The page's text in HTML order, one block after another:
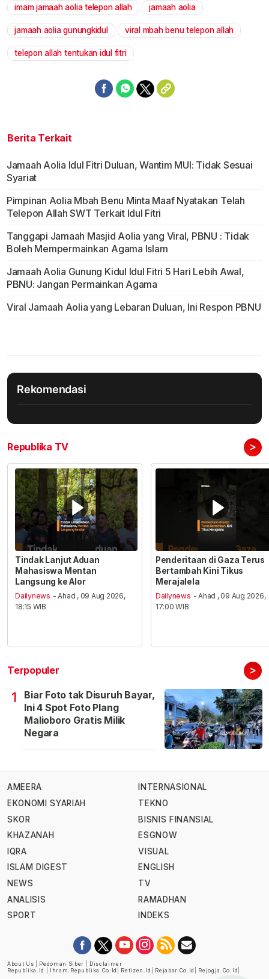
imam jamaah aolia telepon allah jamaah aolia
jamaah aolia gunungkidul viral mbah benu telepon allah
telepon allah tentukan idul fitri
Berita Terkait
Jamaah Aolia Idul Fitri Duluan, Wantim MUI: Tidak Sesuai
Syariat
Pimpinan Aolia Mbah Benu Minta Maaf Nyatakan Telah
Telepon Allah SWT Terkait Idul Fitri
Tanggapi Jamaah Masjid Aolia yang Viral, PBNU : Tidak
Boleh Mempermainkan Agama Islam
Jamaah Aolia Gunung Kidul Idul Fitri 5 Hari Lebih Awal,
PBNU: Jangan Permainkan Agama
Viral Jamaah Aolia yang Lebaran Duluan, Ini Respon PBNU
Rekomendasi
Republika TV >
Tindak Lanjut Aduan
Mahasiswa Mentan
Langsung ke Alor
Dailynews - Ahad , 09 Aug 2026,
18:15 WIB
Penderitaan di Gaza Terus
Bertambah Kini Tikus
Merajalela
Dailynews - Ahad , 09 Aug 2026,
17:00 WIB
Terpopuler >
1
Biar Foto tak Disuruh Bayar,
Ini 4 Spot Foto Plang
Malioboro Gratis Milik
Negara
AMEERA
EKONOMI SYARIAH
SKOR
KHAZANAH
IQRA
ISLAM DIGEST
NEWS
ANALISIS
SPORT
INTERNASIONAL
TEKNO
BISNIS FINANSIAL
ESGNOW
VISUAL
ENGLISH
TV
RAMADHAN
INDEKS
About Us Pedoman Siber
Disclaimer
Republika.id
Ihram.republika.co.id Retizen.id Rejabar.co.id Rejogja.co.id